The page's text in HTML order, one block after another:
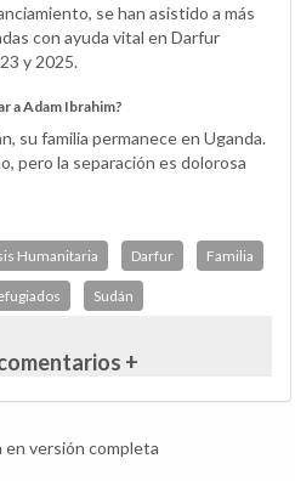
se han asistido a más
con ayuda vital en Darfur
y 2025.
a Adam Ibrahim?
su familia permanece en Uganda.
pero la separación es dolorosa
Humanitaria Darfur Familia
Sudán
+
versión completa